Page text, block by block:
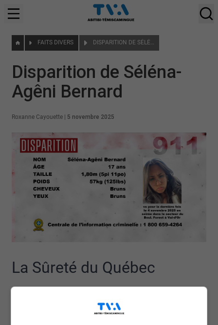
FAITS DIVERS DISPARITION DE SÉLÉNA-AGÊNI BERNARD
Disparition de Séléna-
Agêni Bernard
Roxanne Cayouette 5 novembre 2025
La Sûreté du Québec